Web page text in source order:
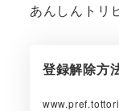
あんしんトリ
登録解除方